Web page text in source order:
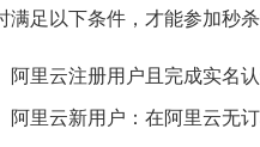
满足以下条件，才能参加秒杀
阿里云注册用户且完成实名认
阿里云新用户：在阿里云无